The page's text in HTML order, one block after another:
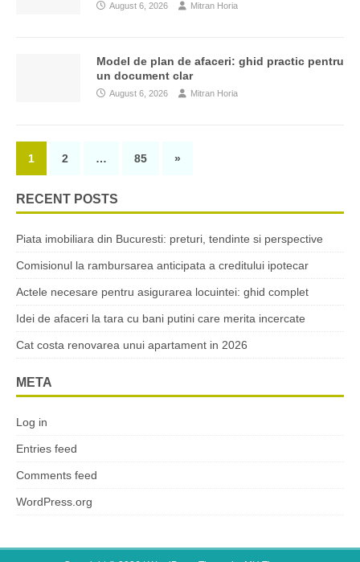
August 6, 2026 Mitran Horia
Model de plan de afaceri: ghid practic pentru
un document clar
August 6, 2026 Mitran Horia
1 2 … 85 »
RECENT POSTS
Piata imobiliara din Bucuresti: preturi, tendinte si perspective
Comisionul la rambursarea anticipata a creditului ipotecar
Actele necesare pentru asigurarea locuintei: ghid complet
Idei de afaceri la tara cu bani putini care merita incercate
Cat costa renovarea unui apartament in 2026
META
Log in
Entries feed
Comments feed
WordPress.org